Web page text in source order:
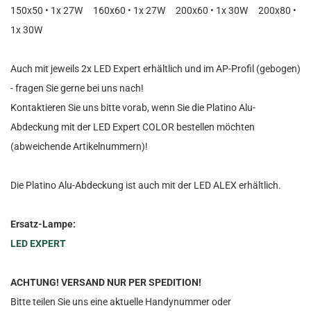
150x50 • 1x 27W 160x60 • 1x 27W 200x60 • 1x 30W 200x80 •
1x 30W
Auch mit jeweils 2x LED Expert erhältlich und im AP-Profil (gebogen)
- fragen Sie gerne bei uns nach!
Kontaktieren Sie uns bitte vorab, wenn Sie die Platino Alu-
Abdeckung mit der LED Expert COLOR bestellen möchten
(abweichende Artikelnummern)!
Die Platino Alu-Abdeckung ist auch mit der LED ALEX erhältlich.
Ersatz-Lampe:
LED EXPERT
ACHTUNG! VERSAND NUR PER SPEDITION!
Bitte teilen Sie uns eine aktuelle Handynummer oder